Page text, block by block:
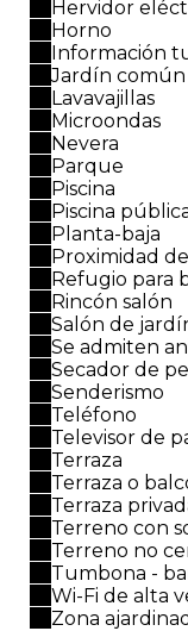
Hervidor
Horno
Información
Jardín común
Lavavajillas
Microondas
Nevera
Parque
Piscina
Piscina
Planta-baja
Proximidad
Refugio para
Rincón salón
Salón de
Se admiten
Secador de
Senderismo
Teléfono
Televisor de
Terraza
Terraza o
Terraza
Terreno con
Terreno no
Tumbona -
Wi-Fi de alta
Zona